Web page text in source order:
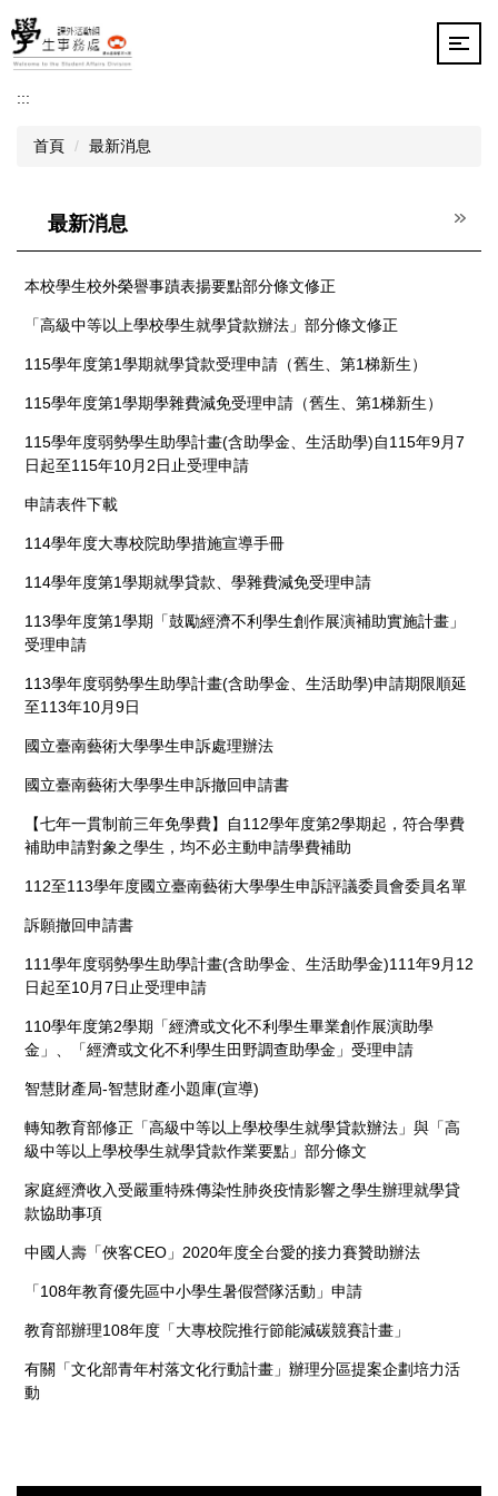
跳
到
主
內
:::
首頁 最新消息
最新消息
本校學生校外榮譽事蹟表揚要點部分條文修正
「高級中等以上學校學生就學貸款辦法」部分條文修正
115學年度第1學期就學貸款受理申請（舊生、第1梯新生）
115學年度第1學期學雜費減免受理申請（舊生、第1梯新生）
115學年度弱勢學生助學計畫(含助學金、生活助學)自115年9月7
日起至115年10月2日止受理申請
申請表件下載
114學年度大專校院助學措施宣導手冊
114學年度第1學期就學貸款、學雜費減免受理申請
113學年度第1學期「鼓勵經濟不利學生創作展演補助實施計畫」
受理申請
113學年度弱勢學生助學計畫(含助學金、生活助學)申請期限順延
至113年10月9日
國立臺南藝術大學學生申訴處理辦法
國立臺南藝術大學學生申訴撤回申請書
【七年一貫制前三年免學費】自112學年度第2學期起，符合學費
補助申請對象之學生，均不必主動申請學費補助
112至113學年度國立臺南藝術大學學生申訴評議委員會委員名單
訴願撤回申請書
111學年度弱勢學生助學計畫(含助學金、生活助學金)111年9月12
日起至10月7日止受理申請
110學年度第2學期「經濟或文化不利學生畢業創作展演助學
金」、「經濟或文化不利學生田野調查助學金」受理申請
智慧財產局-智慧財產小題庫(宣導)
轉知教育部修正「高級中等以上學校學生就學貸款辦法」與「高
級中等以上學校學生就學貸款作業要點」部分條文
家庭經濟收入受嚴重特殊傳染性肺炎疫情影響之學生辦理就學貸
款協助事項
中國人壽「俠客CEO」2020年度全台愛的接力賽贊助辦法
「108年教育優先區中小學生暑假營隊活動」申請
教育部辦理108年度「大專校院推行節能減碳競賽計畫」
有關「文化部青年村落文化行動計畫」辦理分區提案企劃培力活
動